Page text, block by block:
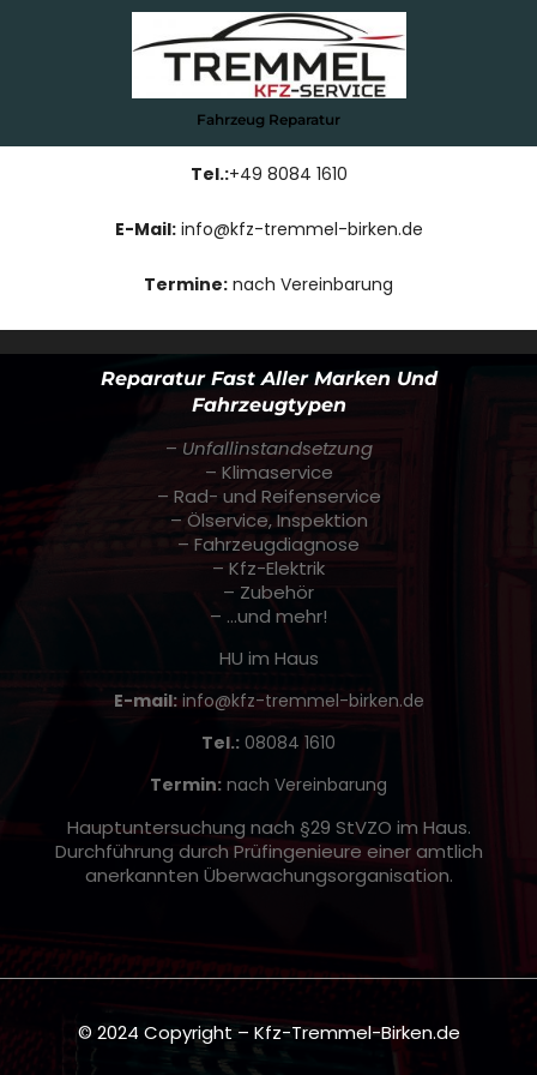
Fahrzeug Reparatur
Tel.:+49 8084 1610
E-Mail:info@kfz-tremmel-birken.de
Termine: nach Vereinbarung
Reparatur Fast Aller Marken Und
Fahrzeugtypen
– Unfallinstandsetzung
– Klimaservice
– Rad- und Reifenservice
– Ölservice, Inspektion
– Fahrzeugdiagnose
– Kfz-Elektrik
– Zubehör
– …und mehr!
HU im Haus
E-mail:info@kfz-tremmel-birken.de
Tel.: 08084 1610
Termin: nach Vereinbarung
Hauptuntersuchung nach §29 StVZO im Haus.
Durchführung durch Prüfingenieure einer amtlich
anerkannten Überwachungsorganisation.
© 2024 Copyright – Kfz-Tremmel-Birken.de